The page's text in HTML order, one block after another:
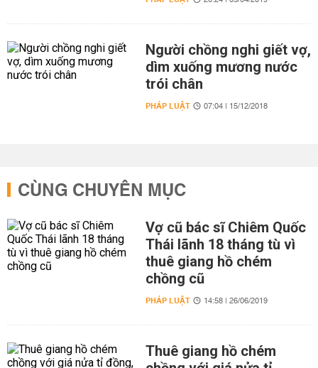
Người chồng nghi giết vợ,
dìm xuống mương nước
trói chân
PHÁP LUẬT 07:04 | 15/12/2018
CÙNG CHUYÊN MỤC
Vợ cũ bác sĩ Chiêm Quốc
Thái lãnh 18 tháng tù vì
thuê giang hồ chém
chồng cũ
PHÁP LUẬT 14:58 | 26/06/2019
Thuê giang hồ chém